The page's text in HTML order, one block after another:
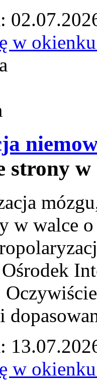
w
strony
w walce
w